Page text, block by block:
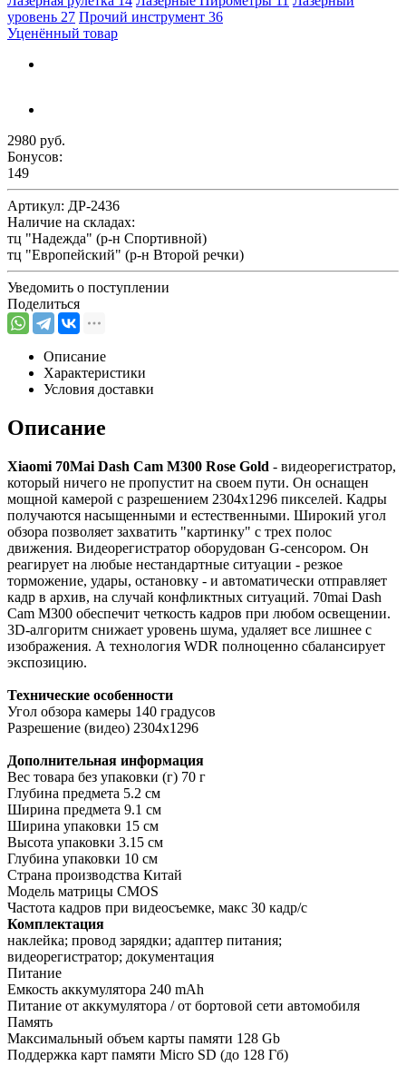
уровень 27 Прочий инструмент 36
Уценённый товар
2980 руб.
Бонусов:
149
Артикул: ДР-2436
Наличие на складах:
тц "Надежда" (р-н Спортивной)
тц "Европейский" (р-н Второй речки)
Уведомить о поступлении
Поделиться
Описание
Характеристики
Условия доставки
Описание
Xiaomi 70Mai Dash Cam M300 Rose Gold - видеорегистратор,
который ничего не пропустит на своем пути. Он оснащен
мощной камерой с разрешением 2304x1296 пикселей. Кадры
получаются насыщенными и естественными. Широкий угол
обзора позволяет захватить "картинку" с трех полос
движения. Видеорегистратор оборудован G-сенсором. Он
реагирует на любые нестандартные ситуации - резкое
торможение, удары, остановку - и автоматически отправляет
кадр в архив, на случай конфликтных ситуаций. 70mai Dash
Cam M300 обеспечит четкость кадров при любом освещении.
3D-алгоритм снижает уровень шума, удаляет все лишнее с
изображения. А технология WDR полноценно сбалансирует
экспозицию.
Технические особенности
Угол обзора камеры 140 градусов
Разрешение (видео) 2304x1296
Дополнительная информация
Вес товара без упаковки (г) 70 г
Глубина предмета 5.2 см
Ширина предмета 9.1 см
Ширина упаковки 15 см
Высота упаковки 3.15 см
Глубина упаковки 10 см
Страна производства Китай
Модель матрицы CMOS
Частота кадров при видеосъемке, макс 30 кадр/с
Комплектация
наклейка; провод зарядки; адаптер питания;
видеорегистратор; документация
Питание
Емкость аккумулятора 240 mAh
Питание от аккумулятора / от бортовой сети автомобиля
Память
Максимальный объем карты памяти 128 Gb
Поддержка карт памяти Micro SD (до 128 Гб)